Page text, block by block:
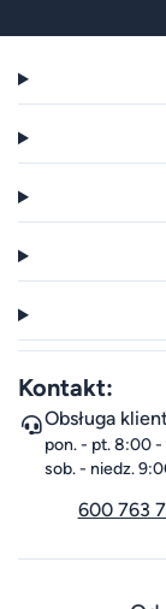
Kontakt:
Obsługa
pon. - pt. 8:00
sob. - niedz.
600 763